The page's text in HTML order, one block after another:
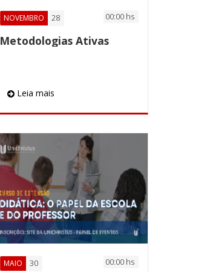
NOVEMBRO 28 00:00 hs
Metodologias Ativas
Leia mais
MAIO 30 00:00 hs